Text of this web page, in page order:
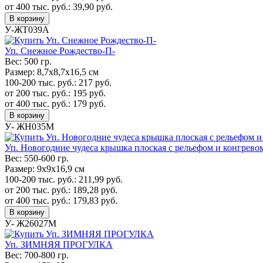
от 400 тыс. руб.: 39,90 руб.
В корзину
У-ЖТ039А
Уп. Cнежное Рождество-П-
Вес: 500 гр.
Размер: 8,7х8,7х16,5 см
100-200 тыс. руб.: 217 руб.
от 200 тыс. руб.: 195 руб.
от 400 тыс. руб.: 179 руб.
В корзину
У- ЖН035М
Уп. Новогодние чудеса крышка плоская с рельефом и
Вес: 550-600 гр.
Размер: 9х9х16,9 см
100-200 тыс. руб.: 211,99 руб.
от 200 тыс. руб.: 189,28 руб.
от 400 тыс. руб.: 179,83 руб.
В корзину
У- Ж26027М
Уп. ЗИМНЯЯ ПРОГУЛКА
Вес: 700-800 гр.